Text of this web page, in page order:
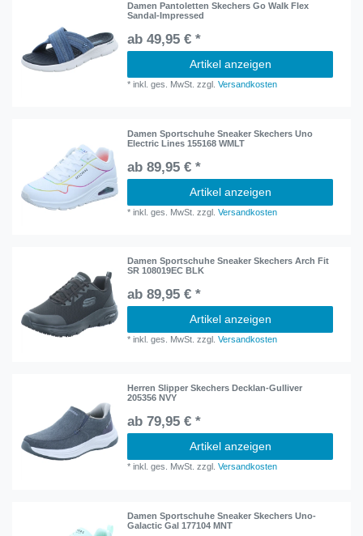
Damen Pantoletten Skechers Go Walk Flex
Sandal-Impressed
ab 49,95 € *
Artikel anzeigen
*inkl. ges. MwSt. zzgl.Versandkosten
Damen Sportschuhe Sneaker Skechers Uno
Electric Lines 155168 WMLT
ab 89,95 € *
Artikel anzeigen
*inkl. ges. MwSt. zzgl.Versandkosten
Damen Sportschuhe Sneaker Skechers Arch Fit
SR 108019EC BLK
ab 89,95 € *
Artikel anzeigen
*inkl. ges. MwSt. zzgl.Versandkosten
Herren Slipper Skechers Decklan-Gulliver
205356 NVY
ab 79,95 € *
Artikel anzeigen
*inkl. ges. MwSt. zzgl.Versandkosten
Damen Sportschuhe Sneaker Skechers Uno-
Galactic Gal 177104 MNT